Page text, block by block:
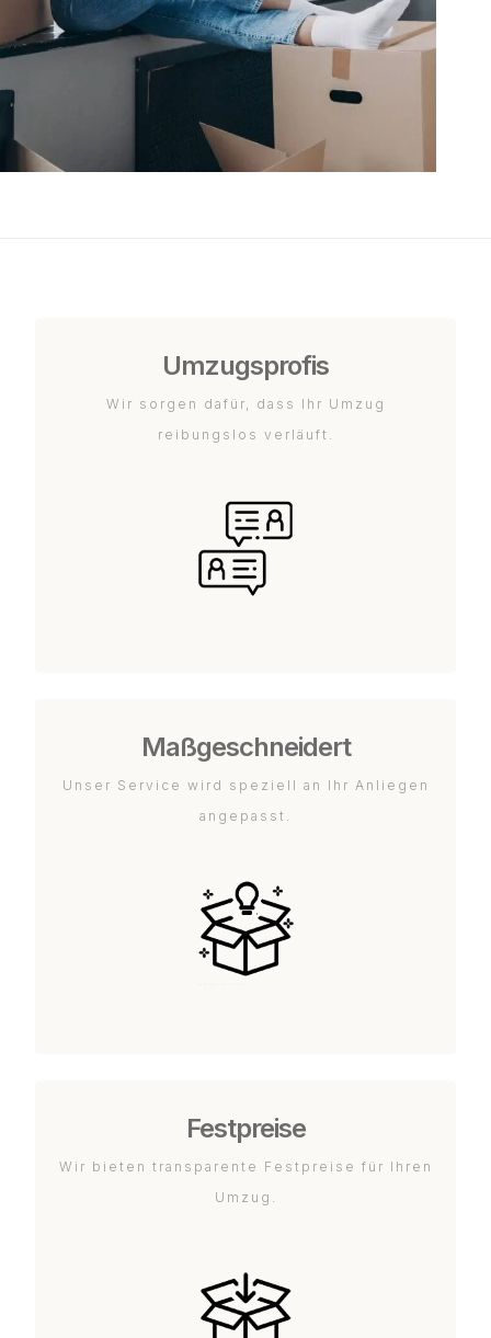
Umzugsprofis
Wir sorgen dafür, dass Ihr Umzug
reibungslos verläuft.
Maßgeschneidert
Unser Service wird speziell an Ihr Anliegen
angepasst.
Festpreise
Wir bieten transparente Festpreise für Ihren
Umzug.